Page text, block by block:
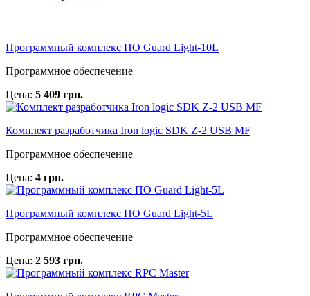
Программный комплекс ПО Guard Light-10L
Программное обеспечение
Цена: 5 409 грн.
Комплект разработчика Iron logic SDK Z-2 USB MF
Программное обеспечение
Цена: 4 грн.
Программный комплекс ПО Guard Light-5L
Программное обеспечение
Цена: 2 593 грн.